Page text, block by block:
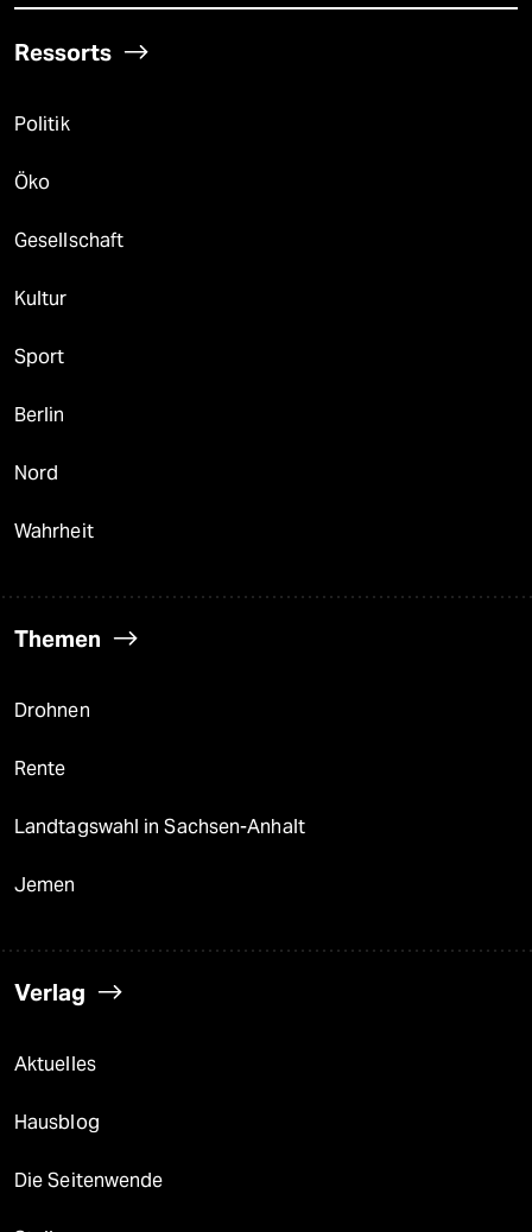
Ressorts
Politik
Öko
Gesellschaft
Kultur
Sport
Berlin
Nord
Wahrheit
Themen
Drohnen
Rente
Landtagswahl in Sachsen-Anhalt
Jemen
Verlag
Aktuelles
Hausblog
Die Seitenwende